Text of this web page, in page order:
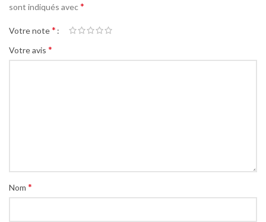
sont indiqués avec*
Votre note*
Votre avis *
Nom *